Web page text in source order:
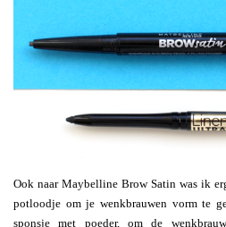
Ook naar Maybelline Brow Satin was ik
potloodje om je wenkbrauwen vorm te
sponsje met poeder, om de